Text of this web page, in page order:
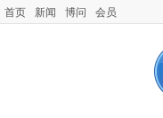
首页 新闻 博问 会员